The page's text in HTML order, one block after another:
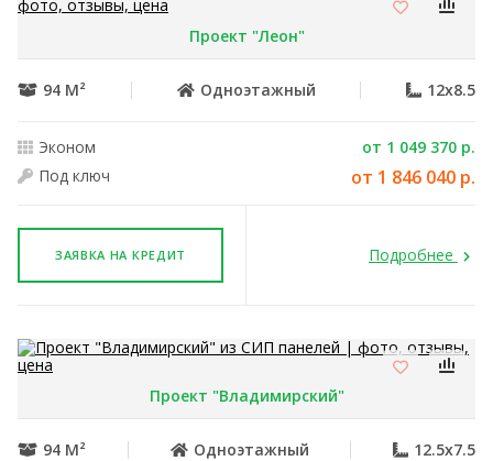
Проект "Леон"
94 М² Одноэтажный 12x8.5
Эконом
от 1 049 370 р.
Под ключ
от 1 846 040 р.
ЗАЯВКА НА КРЕДИТ Подробнее
Проект "Владимирский"
94 М² Одноэтажный 12.5x7.5